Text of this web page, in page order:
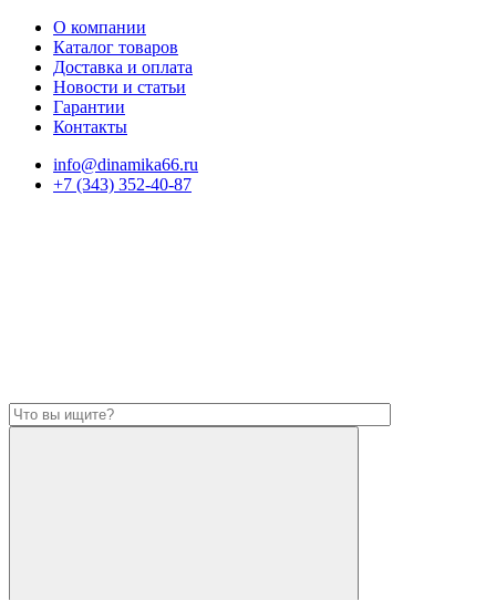
О компании
Каталог товаров
Доставка и оплата
Новости и статьи
Гарантии
Контакты
info@dinamika66.ru
+7 (343) 352-40-87